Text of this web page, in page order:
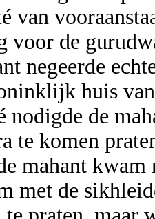
van
voor de
negeerde
huis
nodigde de
te komen
mahant
met de